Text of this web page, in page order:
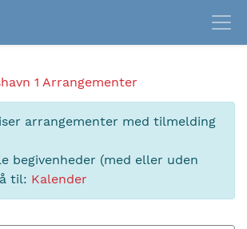
1 Arrangementer
arrangementer med tilmelding
begivenheder (med eller uden
til: Kalender